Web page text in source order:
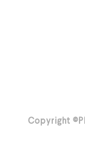
Copyright